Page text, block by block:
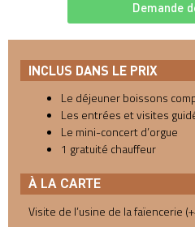
Demande
INCLUS DANS LE PRIX
Le déjeuner boissons
Les entrées et visites
Le mini-concert d’orgue
1 gratuité chauffeur
À LA CARTE
Visite de l’usine de la faïencerie